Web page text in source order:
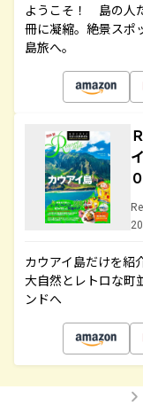
ようこそ！ 島の人
冊に凝縮。絶景スポ
島旅へ。
０
カウアイ島だけを紹
大自然とレトロな町
ンドへ